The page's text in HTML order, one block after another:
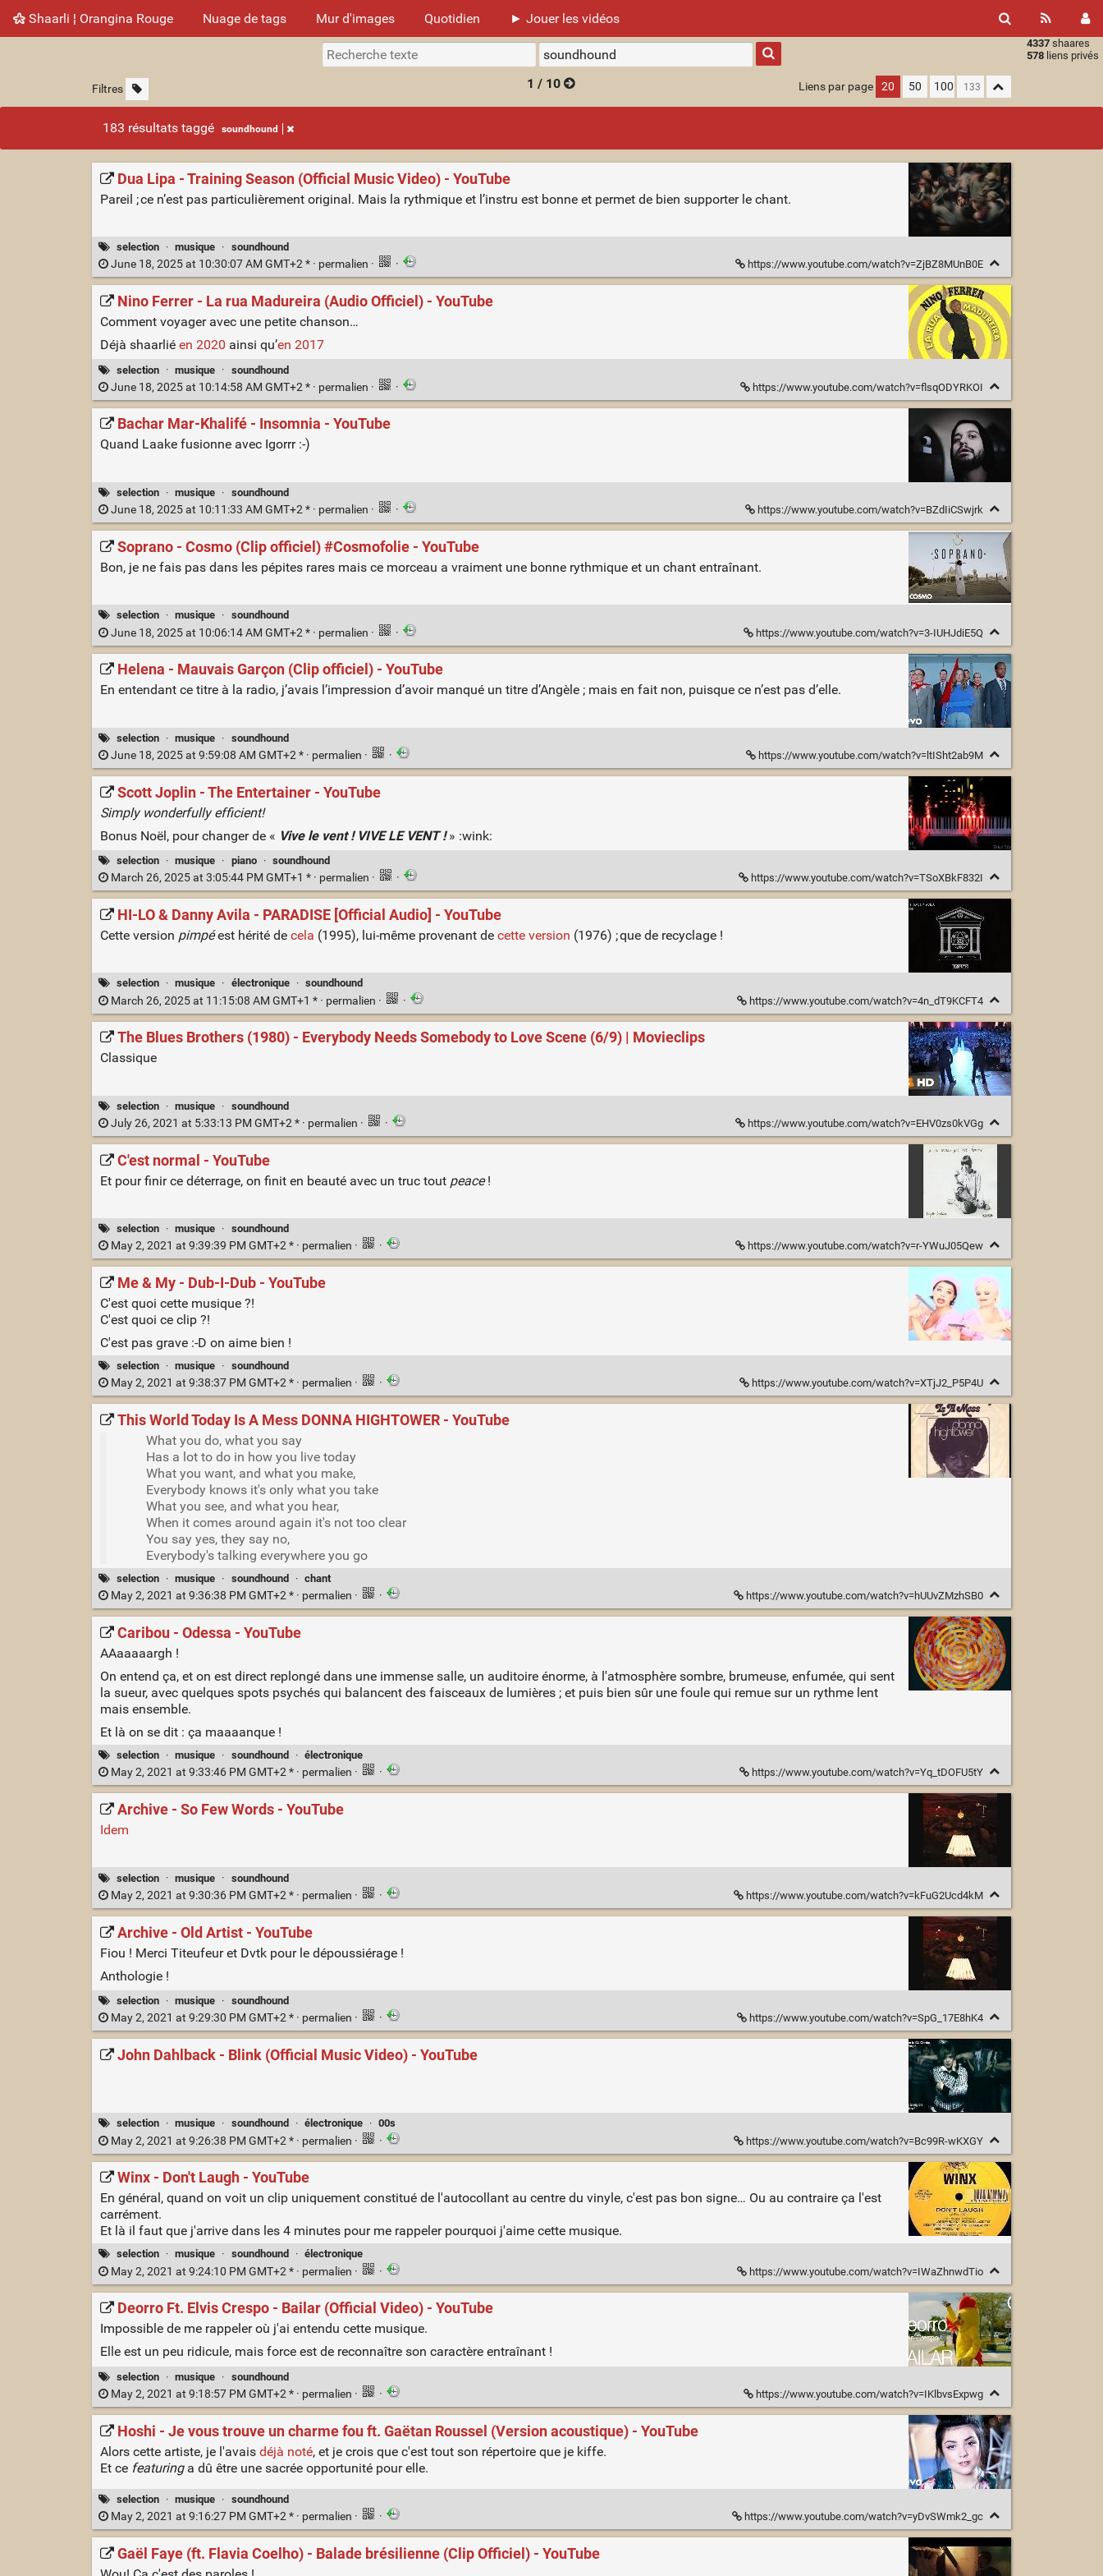
Shaarli ¦ Orangina Rouge Nuage de tags Mur d'images Quotidien ► Jouer les vidéos
4337 shaares
578 liens privés
Type 1 or
more
characters
results.
Filtres 1 / 10 Liens par page 20 50 100
183 résultats taggé soundhound
Dua Lipa - Training Season (Official Music Video) - YouTube
Pareil ; ce n’est pas particulièrement original. Mais la rythmique et l’instru est bonne et permet de bien supporter le chant.
selection · musique · soundhound
June 18, 2025 at 10:30:07 AM GMT+2 * · permalien · · https://www.youtube.com/watch?v=ZjBZ8MUnB0E
Nino Ferrer - La rua Madureira (Audio Officiel) - YouTube
Comment voyager avec une petite chanson…
Déjà shaarlié en 2020 ainsi qu’en 2017
selection · musique · soundhound
June 18, 2025 at 10:14:58 AM GMT+2 * · permalien · · https://www.youtube.com/watch?v=flsqODYRKOI
Bachar Mar-Khalifé - Insomnia - YouTube
Quand Laake fusionne avec Igorrr :-)
selection · musique · soundhound
June 18, 2025 at 10:11:33 AM GMT+2 * · permalien · · https://www.youtube.com/watch?v=BZdIiCSwjrk
Soprano - Cosmo (Clip officiel) #Cosmofolie - YouTube
Bon, je ne fais pas dans les pépites rares mais ce morceau a vraiment une bonne rythmique et un chant entraînant.
selection · musique · soundhound
June 18, 2025 at 10:06:14 AM GMT+2 * · permalien · · https://www.youtube.com/watch?v=3-IUHJdiE5Q
Helena - Mauvais Garçon (Clip officiel) - YouTube
En entendant ce titre à la radio, j’avais l’impression d’avoir manqué un titre d’Angèle ; mais en fait non, puisque ce n’est pas d’elle.
selection · musique · soundhound
June 18, 2025 at 9:59:08 AM GMT+2 * · permalien · · https://www.youtube.com/watch?v=ltISht2ab9M
Scott Joplin - The Entertainer - YouTube
Simply wonderfully efficient!
Bonus Noël, pour changer de « Vive le vent ! VIVE LE VENT !» :wink:
selection · musique · piano · soundhound
March 26, 2025 at 3:05:44 PM GMT+1 * · permalien · · https://www.youtube.com/watch?v=TSoXBkF832I
HI-LO & Danny Avila - PARADISE [Official Audio] - YouTube
Cette version pimpéest hérité de cela (1995), lui-même provenant de cette version (1976) ; que de recyclage !
selection · musique · électronique · soundhound
March 26, 2025 at 11:15:08 AM GMT+1 * · permalien · · https://www.youtube.com/watch?v=4n_dT9KCFT4
The Blues Brothers (1980) - Everybody Needs Somebody to Love Scene (6/9) | Movieclips
Classique
selection · musique · soundhound
July 26, 2021 at 5:33:13 PM GMT+2 * · permalien · · https://www.youtube.com/watch?v=EHV0zs0kVGg
C'est normal - YouTube
Et pour finir ce déterrage, on finit en beauté avec un truc tout peace!
selection · musique · soundhound
May 2, 2021 at 9:39:39 PM GMT+2 * · permalien · · https://www.youtube.com/watch?v=r-YWuJ05Qew
Me & My - Dub-I-Dub - YouTube
C'est quoi cette musique ?!
C'est quoi ce clip ?!
C'est pas grave :-D on aime bien !
selection · musique · soundhound
May 2, 2021 at 9:38:37 PM GMT+2 * · permalien · · https://www.youtube.com/watch?v=XTjJ2_P5P4U
This World Today Is A Mess DONNA HIGHTOWER - YouTube
What you do, what you say
Has a lot to do in how you live today
What you want, and what you make,
Everybody knows it's only what you take
What you see, and what you hear,
When it comes around again it's not too clear
You say yes, they say no,
Everybody's talking everywhere you go
selection · musique · soundhound · chant
May 2, 2021 at 9:36:38 PM GMT+2 * · permalien · · https://www.youtube.com/watch?v=hUUvZMzhSB0
Caribou - Odessa - YouTube
AAaaaaargh !
On entend ça, et on est direct replongé dans une immense salle, un auditoire énorme, à l'atmosphère sombre, brumeuse, enfumée, qui sent
la sueur, avec quelques spots psychés qui balancent des faisceaux de lumières ; et puis bien sûr une foule qui remue sur un rythme lent
mais ensemble.
Et là on se dit : ça maaaanque !
selection · musique · soundhound · électronique
May 2, 2021 at 9:33:46 PM GMT+2 * · permalien · · https://www.youtube.com/watch?v=Yq_tDOFU5tY
Archive - So Few Words - YouTube
Idem
selection · musique · soundhound
May 2, 2021 at 9:30:36 PM GMT+2 * · permalien · · https://www.youtube.com/watch?v=kFuG2Ucd4kM
Archive - Old Artist - YouTube
Fiou ! Merci Titeufeur et Dvtk pour le dépoussiérage !
Anthologie !
selection · musique · soundhound
May 2, 2021 at 9:29:30 PM GMT+2 * · permalien · · https://www.youtube.com/watch?v=SpG_17E8hK4
John Dahlback - Blink (Official Music Video) - YouTube
selection · musique · soundhound · électronique · 00s
May 2, 2021 at 9:26:38 PM GMT+2 * · permalien · · https://www.youtube.com/watch?v=Bc99R-wKXGY
Winx - Don't Laugh - YouTube
En général, quand on voit un clip uniquement constitué de l'autocollant au centre du vinyle, c'est pas bon signe… Ou au contraire ça l'est
carrément.
Et là il faut que j'arrive dans les 4 minutes pour me rappeler pourquoi j'aime cette musique.
selection · musique · soundhound · électronique
May 2, 2021 at 9:24:10 PM GMT+2 * · permalien · · https://www.youtube.com/watch?v=IWaZhnwdTio
Deorro Ft. Elvis Crespo - Bailar (Official Video) - YouTube
Impossible de me rappeler où j'ai entendu cette musique.
Elle est un peu ridicule, mais force est de reconnaître son caractère entraînant !
selection · musique · soundhound
May 2, 2021 at 9:18:57 PM GMT+2 * · permalien · · https://www.youtube.com/watch?v=IKlbvsExpwg
Hoshi - Je vous trouve un charme fou ft. Gaëtan Roussel (Version acoustique) - YouTube
Alors cette artiste, je l'avais déjà noté, et je crois que c'est tout son répertoire que je kiffe.
Et ce featuringa dû être une sacrée opportunité pour elle.
selection · musique · soundhound
May 2, 2021 at 9:16:27 PM GMT+2 * · permalien · · https://www.youtube.com/watch?v=yDvSWmk2_gc
Gaël Faye (ft. Flavia Coelho) - Balade brésilienne (Clip Officiel) - YouTube